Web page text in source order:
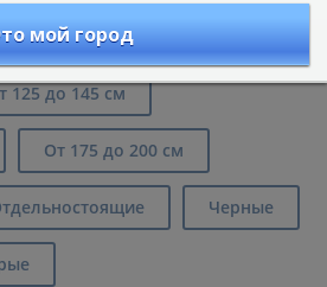
Magliezza в Ростове-
125 до 145 см
От 175 до 200 см
Черные
мой город